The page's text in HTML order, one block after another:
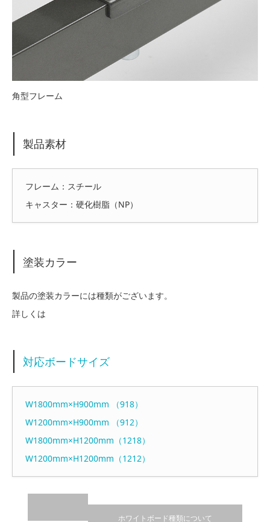
角型フレーム
製品素材
フレーム：スチール
キャスター：硬化樹脂（NP）
塗装カラー
製品の塗装カラーには種類がございます。
詳しくは
対応ボードサイズ
W1800mm×H900mm （918）
W1200mm×H900mm （912）
W1800mm×H1200mm（1218）
W1200mm×H1200mm（1212）
ホワイトボード種類について